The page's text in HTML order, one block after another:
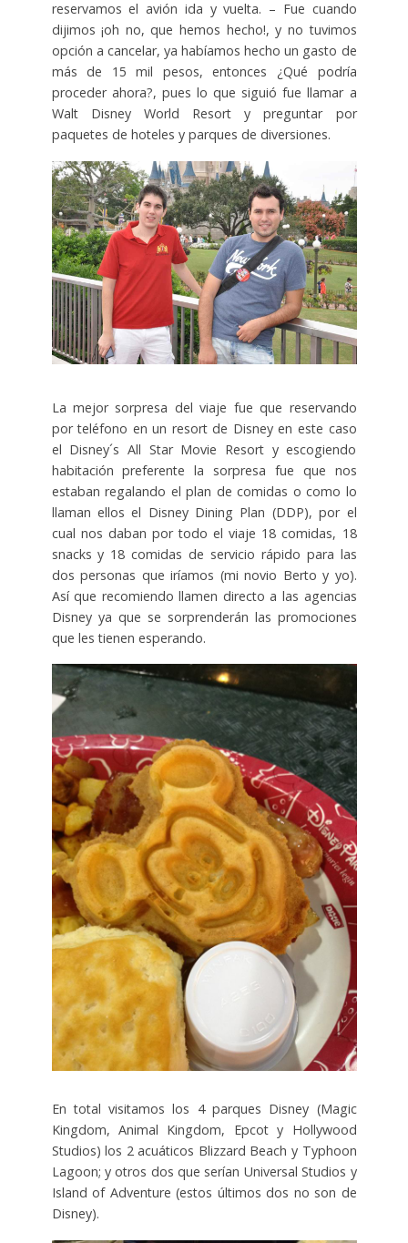
reservamos el avión ida y vuelta. – Fue cuando
dijimos ¡oh no, que hemos hecho!, y no tuvimos
opción a cancelar, ya habíamos hecho un gasto de
más de 15 mil pesos, entonces ¿Qué podría
proceder ahora?, pues lo que siguió fue llamar a
Walt Disney World Resort y preguntar por
paquetes de hoteles y parques de diversiones.
La mejor sorpresa del viaje fue que reservando
por teléfono en un resort de Disney en este caso
el Disney´s All Star Movie Resort y escogiendo
habitación preferente la sorpresa fue que nos
estaban regalando el plan de comidas o como lo
llaman ellos el Disney Dining Plan (DDP), por el
cual nos daban por todo el viaje 18 comidas, 18
snacks y 18 comidas de servicio rápido para las
dos personas que iríamos (mi novio Berto y yo).
Así que recomiendo llamen directo a las agencias
Disney ya que se sorprenderán las promociones
que les tienen esperando.
En total visitamos los 4 parques Disney (Magic
Kingdom, Animal Kingdom, Epcot y Hollywood
Studios) los 2 acuáticos Blizzard Beach y Typhoon
Lagoon; y otros dos que serían Universal Studios y
Island of Adventure (estos últimos dos no son de
Disney).